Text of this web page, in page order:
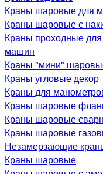
Краны шаровые для
Краны шаровые с
Краны проходные
машин
Краны "мини"
Краны угловые декор
Краны для
Краны шаровые
Краны шаровые
Краны шаровые
Незамерзающие
Краны шаровые